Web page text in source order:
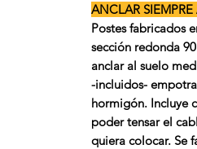
ANCLAR
Postes fabricados
sección redonda
anclar al suelo
-incluidos-
hormigón. Incluye
poder tensar el
quiera colocar. Se